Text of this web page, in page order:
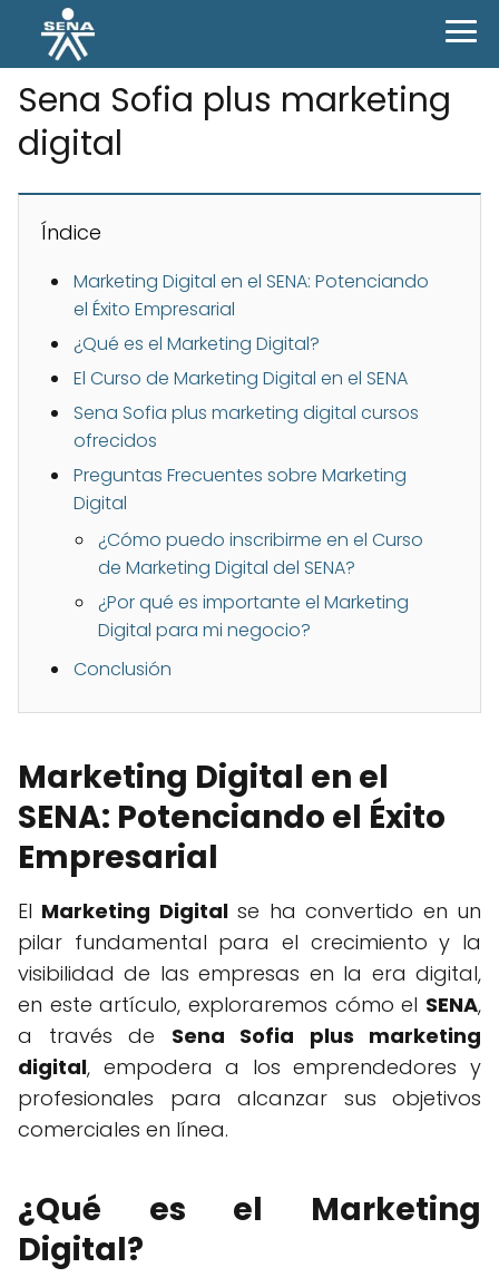
Sena Sofia plus marketing
digital
Índice
Marketing Digital en el SENA: Potenciando
el Éxito Empresarial
¿Qué es el Marketing Digital?
El Curso de Marketing Digital en el SENA
Sena Sofia plus marketing digital cursos
ofrecidos
Preguntas Frecuentes sobre Marketing
Digital
¿Cómo puedo inscribirme en el Curso
de Marketing Digital del SENA?
¿Por qué es importante el Marketing
Digital para mi negocio?
Conclusión
Marketing Digital en el
SENA: Potenciando el Éxito
Empresarial
El Marketing Digitalse ha convertido en un
pilar fundamental para el crecimiento y la
visibilidad de las empresas en la era digital,
en este artículo, exploraremos cómo el SENA,
a través de Sena Sofia plus marketing
digital, empodera a los emprendedores y
profesionales para alcanzar sus objetivos
comerciales en línea.
¿Qué es el Marketing
Digital?